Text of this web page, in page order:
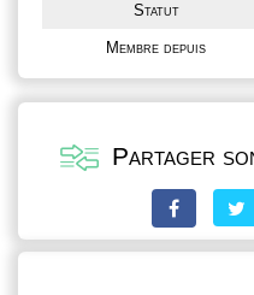
Statut
Membre depuis
Partager